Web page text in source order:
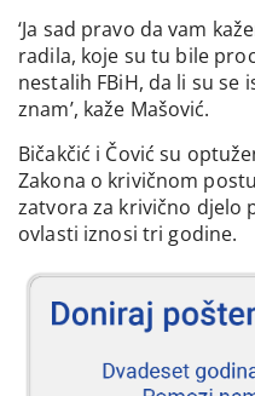
‘Ja sad pravo da vam
radila, koje su tu bile
nestalih FBiH, da li su se
znam’, kaže Mašović.
Bičakčić i Čović su
Zakona o krivičnom
zatvora za krivično djelo
ovlasti iznosi tri godine.